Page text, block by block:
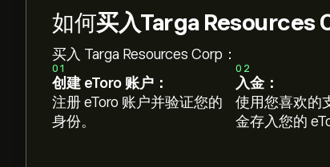
如何买入Targa Resources
买入 Targa Resources Corp：
01
创建 eToro 账户：
注册 eToro 账户并验证您的
身份。
02
入金：
使用您喜欢的
金存入您的